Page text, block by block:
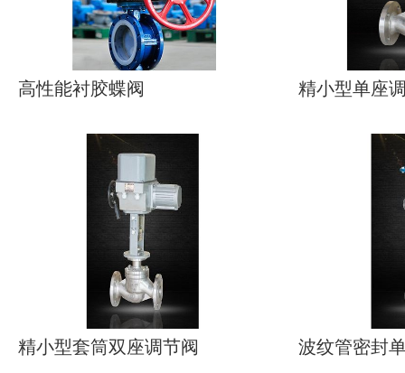
高性能衬胶蝶阀 精小型单座
精小型套筒双座调节阀 波纹管密封